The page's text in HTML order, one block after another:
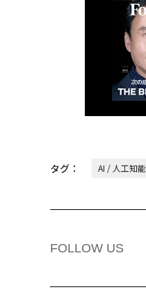
タグ： AI / 人工知能
FOLLOW US